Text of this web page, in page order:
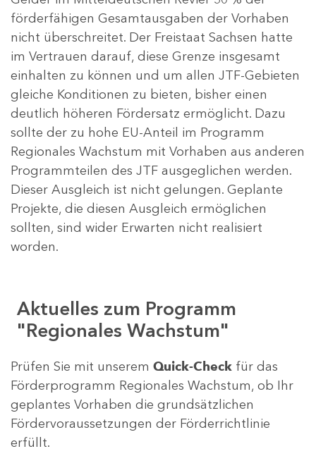
förderfähigen Gesamtausgaben der Vorhaben
nicht überschreitet. Der Freistaat Sachsen hatte
im Vertrauen darauf, diese Grenze insgesamt
einhalten zu können und um allen JTF-Gebieten
gleiche Konditionen zu bieten, bisher einen
deutlich höheren Fördersatz ermöglicht. Dazu
sollte der zu hohe EU-Anteil im Programm
Regionales Wachstum mit Vorhaben aus anderen
Programmteilen des JTF ausgeglichen werden.
Dieser Ausgleich ist nicht gelungen. Geplante
Projekte, die diesen Ausgleich ermöglichen
sollten, sind wider Erwarten nicht realisiert
worden.
Aktuelles zum Programm
"Regionales Wachstum"
Prüfen Sie mit unserem Quick-Check für das
Förderprogramm Regionales Wachstum, ob Ihr
geplantes Vorhaben die grundsätzlichen
Fördervoraussetzungen der Förderrichtlinie
erfüllt.